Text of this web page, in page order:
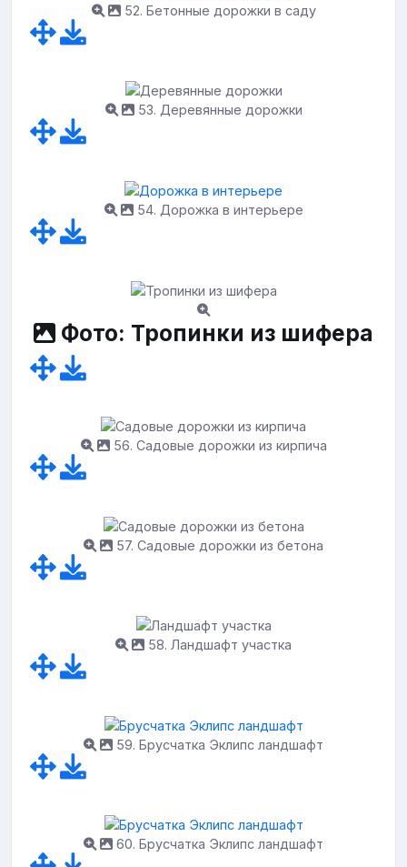
52. Бетонные дорожки в саду
53. Деревянные дорожки
54. Дорожка в интерьере
Фото: Тропинки из шифера
56. Садовые дорожки из кирпича
57. Садовые дорожки из бетона
58. Ландшафт участка
59. Брусчатка Эклипс ландшафт
60. Брусчатка Эклипс ландшафт